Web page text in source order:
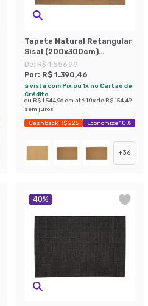
Tapete Natural Retangular
Sisal (200x300cm)
Mesclado
De:R$ 1.556,99
Por: R$ 1.390,46
à vista com Pix ou 1x no Cartão de
Crédito
ou R$ 1.544,96 em até10x de R$ 154,49
sem juros
Cashback R$ 225 Economize 10%
+36
40%